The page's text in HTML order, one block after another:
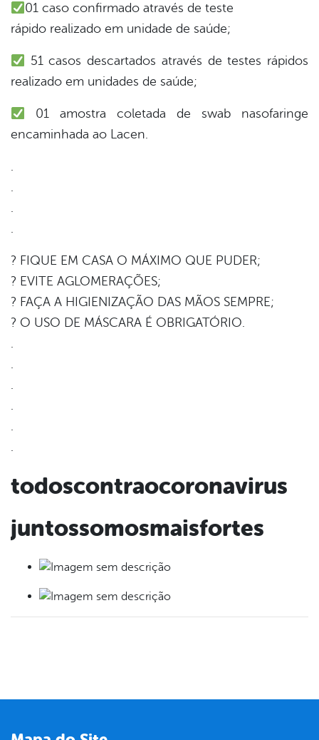
01 caso confirmado através de teste
rápido realizado em unidade de saúde;
51 casos descartados através de testes rápidos
realizado em unidades de saúde;
01 amostra coletada de swab nasofaringe
encaminhada ao Lacen.
.
.
.
.
? FIQUE EM CASA O MÁXIMO QUE PUDER;
? EVITE AGLOMERAÇÕES;
? FAÇA A HIGIENIZAÇÃO DAS MÃOS SEMPRE;
? O USO DE MÁSCARA É OBRIGATÓRIO.
.
.
.
.
.
.
todoscontraocoronavirus
juntossomosmaisfortes